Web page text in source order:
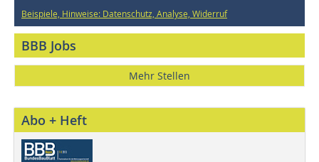
Beispiele, Hinweise: Datenschutz, Analyse, Widerruf
BBB Jobs
Mehr Stellen
Abo + Heft